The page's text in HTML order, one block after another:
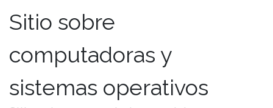
Sitio sobre
computadoras y
sistemas operativos